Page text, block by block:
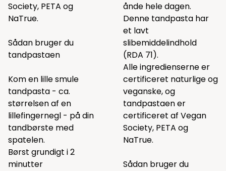
Society, PETA og
NaTrue.
Sådan bruger du
tandpastaen
Kom en lille smule
tandpasta - ca.
størrelsen af en
lillefingernegl - på din
tandbørste med
spatelen.
Børst grundigt i 2
minutter
ånde hele dagen.
Denne tandpasta har
et lavt
slibemiddelindhold
(RDA 71).
Alle ingredienserne er
certificeret naturlige og
veganske, og
tandpastaen er
certificeret af Vegan
Society, PETA og
NaTrue.
Sådan bruger du